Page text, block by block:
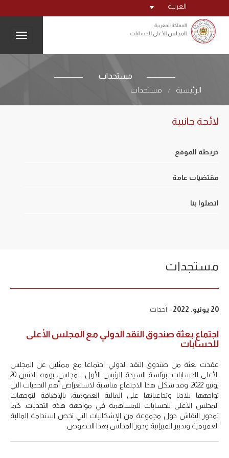
العربية
مستجدات
الرئيسية
/ مستجدات
لائحة جانبية
خريطة الموقع
مقتضيات عامة
اتصلوا بنا
مستجدات
20 يونيو. 2022 - أحداث
اجتماع بعثة صندوق النقد الدولي مع المجلس الأعلى
للحسابات
عقدت بعثة من صندوق النقد الدولي اجتماعا مع ممثلين عن المجلس
الأعلى للحسابات، برئاسة السيدة الرئيس الأول للمجلس، يومه الاثنين 20
يونيو 2022. وقد شكل هذا الاجتماع مناسبة لاستعراض أهم التحديات التي
تواجهها بلادنا وتداعياتها على المالية العمومية، بالإضافة لتوجهات
المجلس الأعلى للحسابات للمساهمة في مواجهة هذه التحديات. كما
تمحور النقاش حول مجموعة من الإشكاليات التي تخص استدامة المالية
العمومية وتدبير الميزانية ودور المجلس بهذا الخصوص.